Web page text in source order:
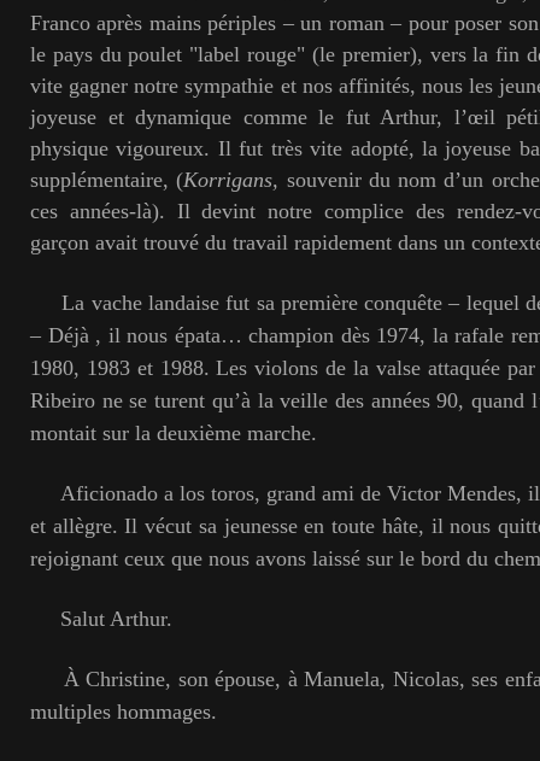
Franco après mains périples – un roman – pour poser
le pays du poulet "label rouge" (le premier), vers la fin
vite gagner notre sympathie et nos affinités, nous les
joyeuse et dynamique comme le fut Arthur, l’œil
physique vigoureux. Il fut très vite adopté, la joyeuse
supplémentaire, (Korrigans, souvenir du nom d’un
ces années-là). Il devint notre complice des rendez-
garçon avait trouvé du travail rapidement dans un
La vache landaise fut sa première conquête – lequel
– Déjà , il nous épata… champion dès 1974, la rafale
1980, 1983 et 1988. Les violons de la valse attaquée
Ribeiro ne se turent qu’à la veille des années 90, quand
montait sur la deuxième marche.
Aficionado a los toros, grand ami de Victor Mendes, il
et allègre. Il vécut sa jeunesse en toute hâte, il nous
rejoignant ceux que nous avons laissé sur le bord du
Salut Arthur.
À Christine, son épouse, à Manuela, Nicolas, ses
multiples hommages.